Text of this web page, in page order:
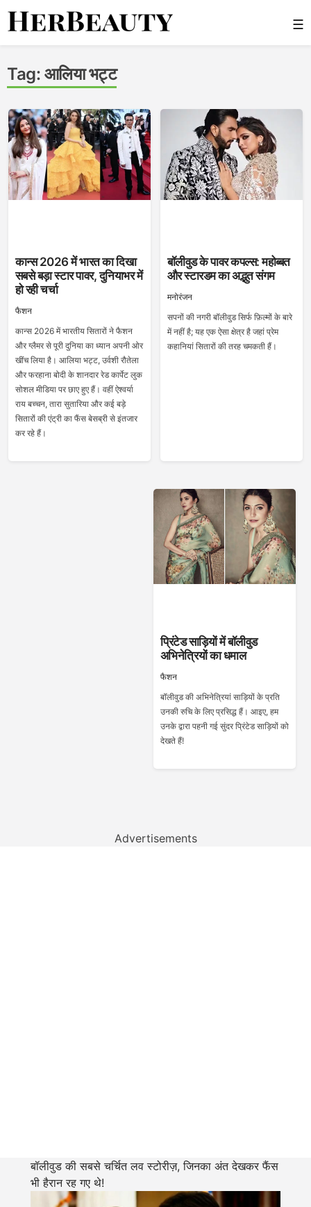
Skip
☰
Tag: आलिया भट्ट
कान्स 2026 में भारत का दिखा
सबसे बड़ा स्टार पावर, दुनियाभर में
हो रही चर्चा
फैशन
कान्स 2026 में भारतीय सितारों ने फैशन
और ग्लैमर से पूरी दुनिया का ध्यान अपनी ओर
खींच लिया है। आलिया भट्ट, उर्वशी रौतेला
और फरहाना बोदी के शानदार रेड कार्पेट लुक
सोशल मीडिया पर छाए हुए हैं। वहीं ऐश्वर्या
राय बच्चन, तारा सुतारिया और कई बड़े
सितारों की एंट्री का फैंस बेसब्री से इंतजार
कर रहे हैं।
बॉलीवुड के पावर कपल्स: महोब्बत
और स्टारडम का अद्भुत संगम
मनोरंजन
सपनों की नगरी बॉलीवुड सिर्फ फ़िल्मों के बारे
में नहीं है; यह एक ऐसा क्षेत्र है जहां प्रेम
कहानियां सितारों की तरह चमकती हैं।
प्रिंटेड साड़ियों में बॉलीवुड
अभिनेत्रियों का धमाल
फैशन
बॉलीवुड की अभिनेत्रियां साड़ियों के प्रति
उनकी रुचि के लिए प्रसिद्ध हैं। आइए, हम
उनके द्वारा पहनी गई सुंदर प्रिंटेड साड़ियों को
देखते हैं!
Advertisements
बॉलीवुड की सबसे चर्चित लव स्टोरीज़, जिनका अंत देखकर फैंस
भी हैरान रह गए थे!